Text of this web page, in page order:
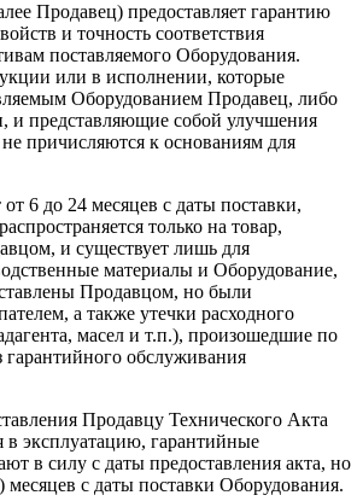
Продавец) предоставляет гарантию
и точность соответствия
поставляемого Оборудования.
или в исполнении, которые
Оборудованием Продавец, либо
и представляющие собой улучшения
причисляются к основаниям для
от 6 до 24 месяцев с даты поставки,
только на товар,
и существует лишь для
материалы и Оборудование,
Продавцом, но были
а также утечки расходного
масел и т.п.), произошедшие по
гарантийного обслуживания
Продавцу Технического Акта
в эксплуатацию, гарантийные
в силу с даты предоставления акта, но
месяцев с даты поставки Оборудования.